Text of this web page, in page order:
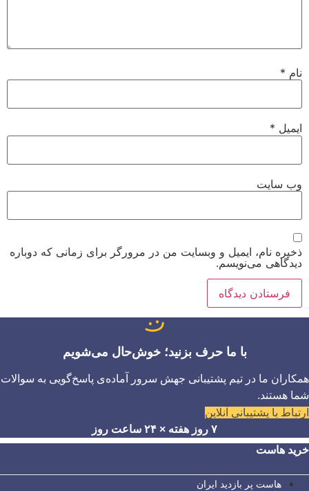
نام *
ایمیل *
وب‌ سایت
ذخیره نام، ایمیل و وبسایت من در مرورگر برای زمانی که دوباره
دیدگاهی می‌نویسم.
با ما حرف بزنید؛ خوش‌حال می‌شویم
همکاران ما در تیم پشتیبانی جهش سرور آماده‌ی پاسخ‌گویی به سوالات
شما هستند.
ارتباط با پشتیبانی آنلاین
۷ روز هفته × ۲۴ ساعت روز
خرید هاست
هاست پر بازدید ایران